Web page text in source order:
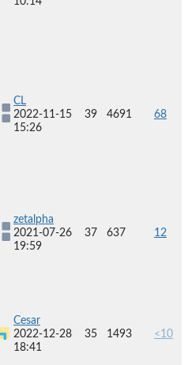
CL
2022-11-15
15:26
39 4691 68
zetalpha
2021-07-26
19:59
37 637 12
Cesar
2022-12-28
18:41
35 1493 <10